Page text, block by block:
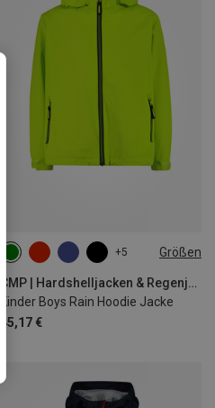
+5 Größen
CMP | Hardshelljacken & Regenjacken
Kinder Boys Rain Hoodie Jacke
45,17 €